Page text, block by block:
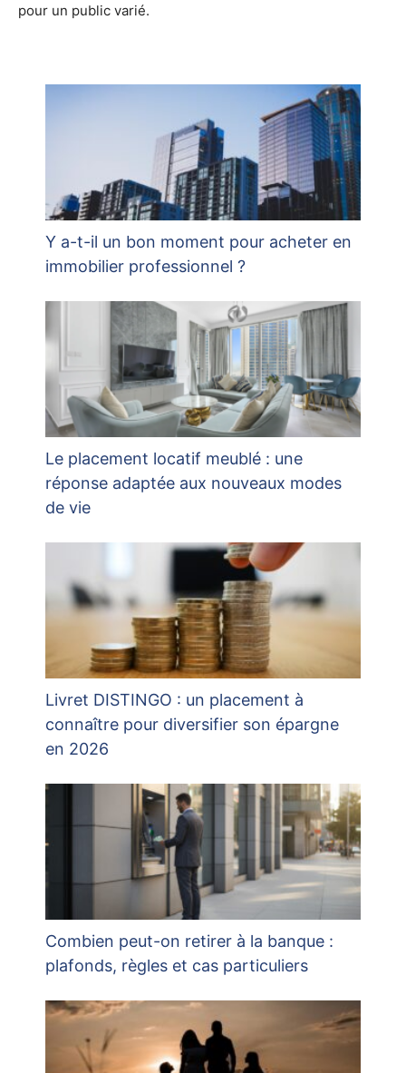
pour un public varié.
Y a-t-il un bon moment pour acheter en
immobilier professionnel ?
Le placement locatif meublé : une
réponse adaptée aux nouveaux modes
de vie
Livret DISTINGO : un placement à
connaître pour diversifier son épargne
en 2026
Combien peut-on retirer à la banque :
plafonds, règles et cas particuliers